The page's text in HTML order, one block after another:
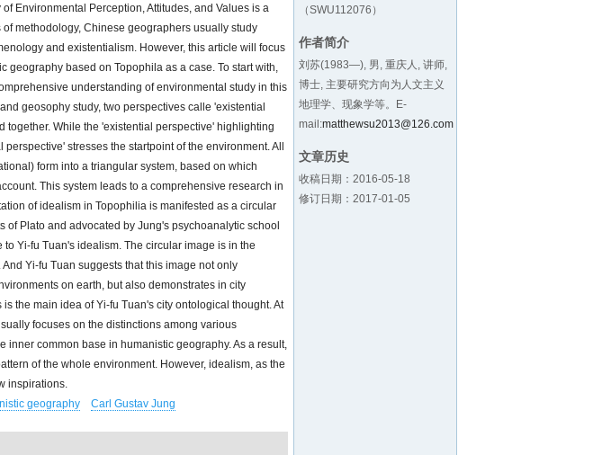
（SWU112076）
作者简介
刘苏(1983—), 男, 重庆人, 讲师,
博士, 主要研究方向为人文主义
地理学、现象学等。E-
mail:matthewsu2013@126.com
文章历史
收稿日期：2016-05-18
修订日期：2017-01-05
Environmental Perception, Attitudes, and Values is a
methodology, Chinese geographers usually study
and existentialism. However, this article will focus
based on Topophila as a case. To start with,
understanding of environmental study in this
geosophy study, two perspectives calle 'existential
While the 'existential perspective' highlighting
stresses the startpoint of the environment. All
form into a triangular system, based on which
This system leads to a comprehensive research in
of idealism in Topophilia is manifested as a circular
Plato and advocated by Jung's psychoanalytic school
Yi-fu Tuan's idealism. The circular image is in the
Yi-fu Tuan suggests that this image not only
on earth, but also demonstrates in city
the main idea of Yi-fu Tuan's city ontological thought. At
focuses on the distinctions among various
common base in humanistic geography. As a result,
of the whole environment. However, idealism, as the
inspirations.
geography Carl Gustav Jung